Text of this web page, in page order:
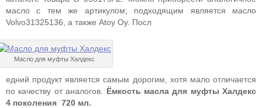
масло с тем же артикулом; подходящим является масло
Volvo31325136, а также Atoy Oy. Посл
Масло для муфты Халдекс
едний продукт является самым дорогим, хотя мало отличается
по качеству от аналогов. Ёмкость масла для муфты Халдекс
4 поколения 720 мл.